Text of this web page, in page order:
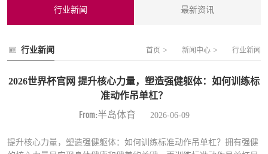
行业新闻 最新资讯
行业新闻 首页 > 新闻中心 > 行业新闻
2026世界杯官网 提升核心力量，塑造强健躯体：如何训练标
准动作吊单杠？
From:半岛体育 2026-06-09
提升核心力量，塑造强健躯体：如何训练标准动作吊单杠？拥有强健